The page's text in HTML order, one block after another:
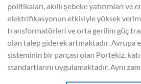
politikaları, akıllı şebeke yatırımları ve
elektrifikasyonun etkisiyle yüksek
transformatörleri ve orta gerilim güç
olan talep giderek artmaktadır. Avrupa
sisteminin bir parçası olan Portekiz,
standartlarını uygulamaktadır. Aynı